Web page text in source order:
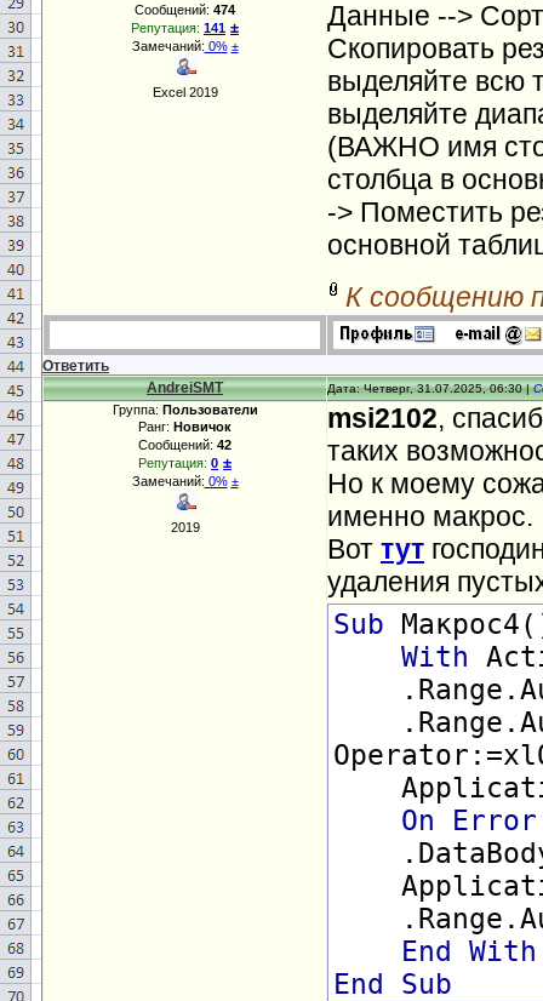
Сообщений: 474
Репутация: 141 ±
Замечаний: 0% ±
Excel 2019
Данные -->
Скопировать
выделяйте всю
выделяйте
(ВАЖНО имя
столбца в
-> Поместить
основной
К сообщению
Ответить
AndreiSMT
Дата: Четверг, 31.07.2025, 06:30 |
Группа: Пользователи
Ранг: Новичок
Сообщений: 42
Репутация: 0 ±
Замечаний: 0% ±
2019
msi2102,
таких
Но к моему
именно макрос.
Вот тут
удаления
Sub
With
On
Error
End With
End
Sub